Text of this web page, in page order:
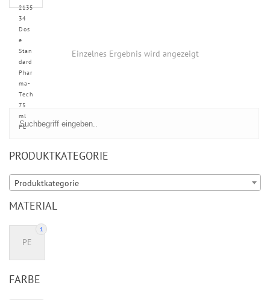
2135
34
Dos
e
Stan
dard
Phar
ma-
Tech
75
ml
PE
Einzelnes Ergebnis wird angezeigt
PRODUKTKATEGORIE
Produktkategorie
MATERIAL
1
PE
FARBE